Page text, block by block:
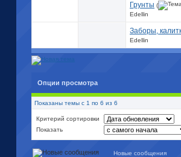
Грунты (
Edellin
Заборы,
Edellin
Опции просмотра
Показаны темы с 1 по 6 из 6
Критерий сортировки
Показать
Новые сообщения